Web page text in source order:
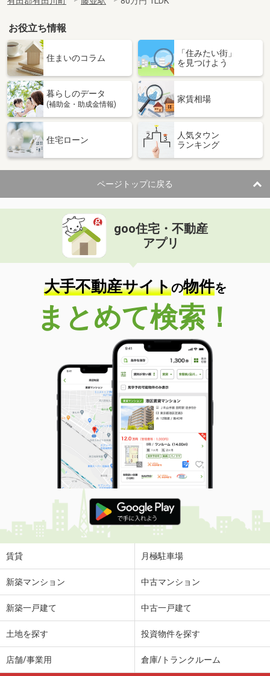
お役立ち情報
住まいのコラム
「住みたい街」
を見つけよう
暮らしのデータ
(補助金・助成金情報)
家賃相場
住宅ローン
人気タウン
ランキング
ページトップに戻る
goo住宅・不動産
アプリ
大手不動産サイトの物件を
まとめて検索！
賃貸 月極駐車場
新築マンション 中古マンション
新築一戸建て 中古一戸建て
土地を探す 投資物件を探す
店舗/事業用 倉庫/トランクルーム